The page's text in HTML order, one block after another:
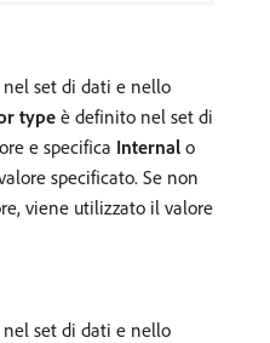
set di dati e nello
typeè definito nel set di
e specifica Internal o
specificato. Se non
viene utilizzato il valore
set di dati e nello